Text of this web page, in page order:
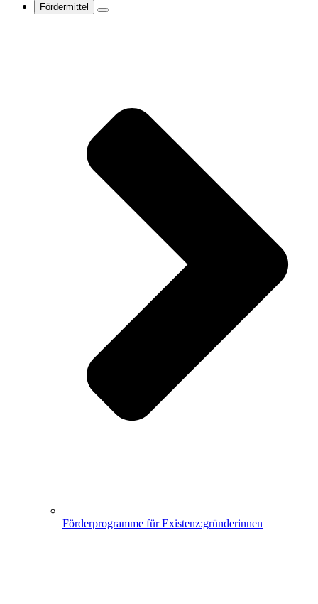
Fördermittel
Förderprogramme für Existenz:gründerinnen